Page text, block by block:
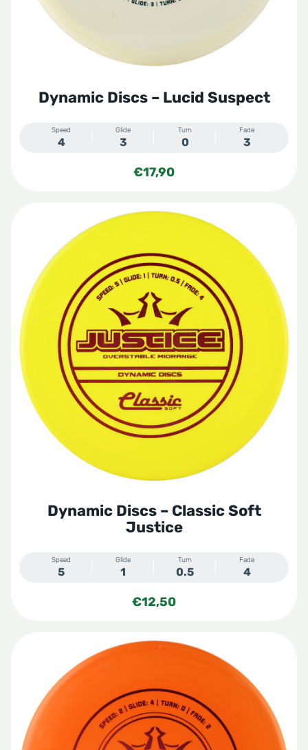
Dynamic Discs – Lucid Suspect
Speed
4
Glide
3
Turn
0
Fade
3
€17,90
Dynamic Discs – Classic Soft
Justice
Speed
5
Glide
1
Turn
0.5
Fade
4
€12,50